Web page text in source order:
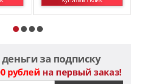
за подписку
рублей на первый заказ!